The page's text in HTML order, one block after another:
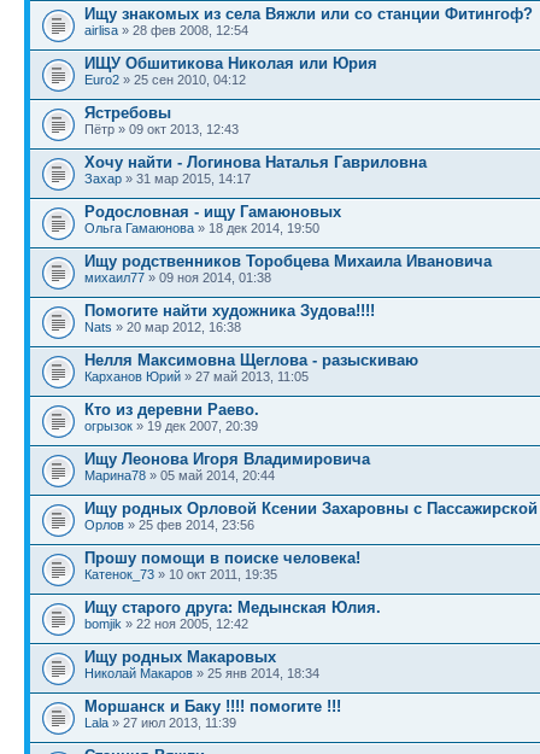
Ищу знакомых из села Вяжли или со станции Фитингоф?
airlisa » 28 фев 2008, 12:54
ИЩУ Обшитикова Николая или Юрия
Euro2 » 25 сен 2010, 04:12
Ястребовы
Пётр » 09 окт 2013, 12:43
Хочу найти - Логинова Наталья Гавриловна
Захар » 31 мар 2015, 14:17
Родословная - ищу Гамаюновых
Ольга Гамаюнова » 18 дек 2014, 19:50
Ищу родственников Торобцева Михаила Ивановича
михаил77 » 09 ноя 2014, 01:38
Помогите найти художника Зудова!!!!
Nats » 20 мар 2012, 16:38
Нелля Максимовна Щеглова - разыскиваю
Карханов Юрий » 27 май 2013, 11:05
Кто из деревни Раево.
огрызок » 19 дек 2007, 20:39
Ищу Леонова Игоря Владимировича
Марина78 » 05 май 2014, 20:44
Ищу родных Орловой Ксении Захаровны с Пассажирской
Орлов » 25 фев 2014, 23:56
Прошу помощи в поиске человека!
Катенок_73 » 10 окт 2011, 19:35
Ищу старого друга: Медынская Юлия.
bomjik » 22 ноя 2005, 12:42
Ищу родных Макаровых
Николай Макаров » 25 янв 2014, 18:34
Моршанск и Баку !!!! помогите !!!
Lala » 27 июл 2013, 11:39